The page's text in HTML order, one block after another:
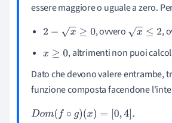
essere maggiore o uguale a zero.
2−x≥ 0 , ovvero x≤2 ,
x≥ 0 , altrimenti non puoi
Dato che devono valere entrambe,
funzione composta facendone
Dom(f∘g )(x)=[0,4 ].